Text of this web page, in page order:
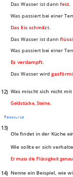
Das Wasser ist dannfest.
Was passiert bei einer
Das Eis schmilzt.
Das Wasser ist dann
Was passiert bei einer
Es verdampft.
Das Wasser wird
12) Was mischt sich nicht mit
Geldstücke, Steine.
Ressource
13)
Ole findet in der Küche
Wie sollte er sich
Er muss die Flüssigkeit
14) Nenne ein Beispiel,